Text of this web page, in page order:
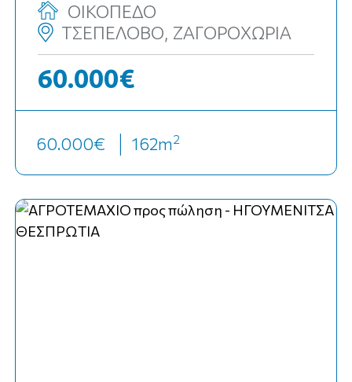
ΟΙΚΟΠΕΔΟ
ΤΣΕΠΕΛΟΒΟ, ΖΑΓΟΡΟΧΩΡΙΑ
60.000€
60.000€ 162m2
Top